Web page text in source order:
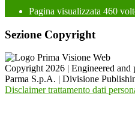
Pagina visualizzata 460
Sezione Copyright
Copyright 2026 | Engineered
Parma S.p.A. | Divisione
Disclaimer trattamento dati